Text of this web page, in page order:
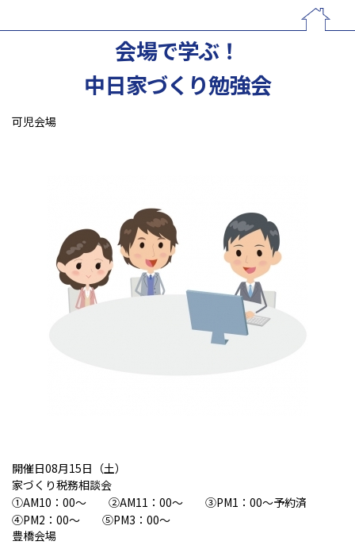
会場で学ぶ！
中日家づくり勉強会
可児会場
開催日08月15日（土）
家づくり税務相談会
①AM10：00～ ②AM11：00～ ③PM1：00～予約済
④PM2：00～ ⑤PM3：00～
豊橋会場